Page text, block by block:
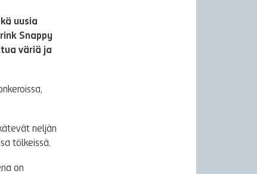
uusia
Snappy
väriä ja
neljän
tölkeissä.
on